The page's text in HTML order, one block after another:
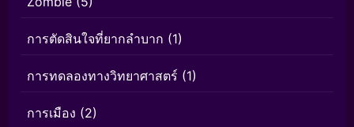
การตัดสินใจที่ยากลำบาก (1)
การทดลองทางวิทยาศาสตร์ (1)
การเมือง (2)